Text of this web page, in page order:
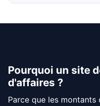
Pourquoi un site
d'affaires ?
Parce que les